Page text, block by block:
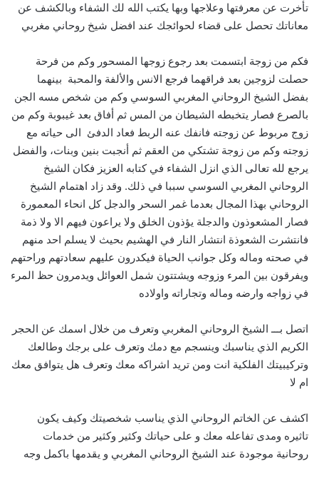
تأخرت عن معرفتها وعلاجها وبها يكتب الله لك الشفاء وبالكشف عن
معاناتك تحصل على قضاء لحوائجك عند افضل شيخ روحاني مغربي
فكم من زوجة ابتسمت بعد رجوع زوجها المسحور وكم من فرحة
حصلت لزوجين بعد فراقهما فرجع الانس والألفة والمحبة بينهما
بفضل الشيخ الروحاني المغربي السوسي وكم من شخص مسه الجن
بالصرع فصار يتخبطه الشيطان من المس ثم أفاق بعد غيبوبة وكم من
زوج مربوط عن زوجته فانفك عنه الربط فعاد الدفئ الى حياته مع
زوجته وكم من زوجة تشتكي من العقم ثم أنجبت بنين وبنات، والفضل
يرجع لله تعالى الذي انزل الشفاء في كتابه العزيز فكان الشيخ
الروحاني المغربي السوسي سببا في ذلك. وقد زاد اهتمام الشيخ
الروحاني بهذا المجال بعدما غمر السحر والدجل كل انحاء المعمورة
فصار المشعوذون والدجلة يؤذون الخلق ولا يراعون فيهم الا ولا ذمة
فانتشرت الشعوذة انتشار النار في الهشيم بحيث لا يسلم احد منهم
في صحته وماله وكل جوانب الحياة فيكدرون عليهم سعادتهم وراحتهم
ويفرقون بين المرء وزوجه ويشتتون شمل العوائل ويدمرون حظ المرء
في زواجه وارضه وماله وتجاراته واولاده
اتصل بـــ الشيخ الروحاني المغربي وتعرف من خلال اسمك عن الحجر
الكريم الذي يناسبك وينسجم مع دمك وتعرف على برجك وطالعك
وتركيبيتك الفلكية انت ومن تريد اشراكه معك وتعرف هل يتوافق معك
ام لا
اكشف عن الخاتم الروحاني الذي يناسب شخصيتك وكيف يكون
تاثيره ومدى تفاعله معك و على حياتك وكثير وكثير من خدمات
روحانية موجودة عند الشيخ الروحاني المغربي و يقدمها باكمل وجه